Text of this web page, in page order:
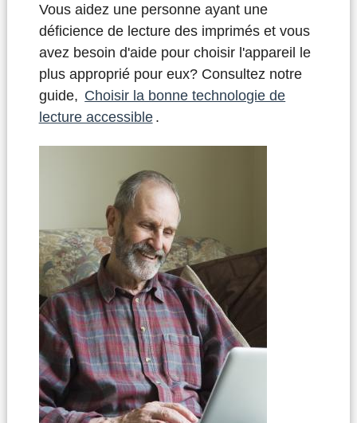
Vous aidez une personne ayant une
déficience de lecture des imprimés et vous
avez besoin d'aide pour choisir l'appareil le
plus approprié pour eux? Consultez notre
guide, Choisir la bonne technologie de
lecture accessible .